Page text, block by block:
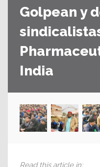
Golpean y
India
Read this article in: